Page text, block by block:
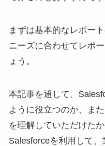
まずは基本的なレポー
ニーズに合わせてレポ
ょう。
本記事を通して、
ように役立つのか、ま
を理解していただけた
Salesforceを利用して